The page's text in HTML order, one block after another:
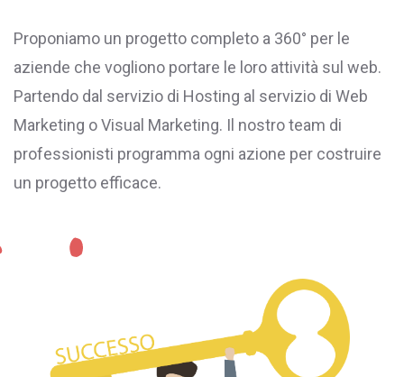
Proponiamo un progetto completo a 360° per le
aziende che vogliono portare le loro attività sul web.
Partendo dal servizio di Hosting al servizio di Web
Marketing o Visual Marketing. Il nostro team di
professionisti programma ogni azione per costruire
un progetto efficace.